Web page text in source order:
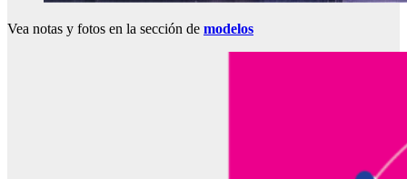
Vea notas y fotos en la sección de modelos